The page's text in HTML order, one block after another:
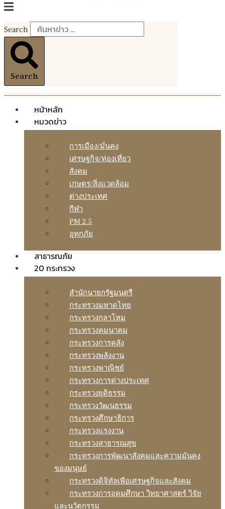
Search
Search
หน้าหลัก
หมวดข่าว
การเมือง/มั่นคง
เศรษฐกิจ/ท่องเที่ยว
สังคม
เกษตร/สิ่งแวดล้อม
ต่างประเทศ
กีฬา
PM 2.5
อุทกภัย
สาธารณภัย
20 กระทรวง
สํานักนายกรัฐมนตรี
กระทรวงมหาดไทย
กระทรวงกลาโหม
กระทรวงคมนาคม
กระทรวงการคลัง
กระทรวงพลังงาน
กระทรวงพาณิชย์
กระทรวงการต่างประเทศ
กระทรวงยุติธรรม
กระทรวงวัฒนธรรม
กระทรวงศึกษาธิการ
กระทรวงแรงงาน
กระทรวงสาธารณสุข
กระทรวงการพัฒนาสังคมและความมันคง
ของมนุษย์
กระทรวงดิจิทัลเพือเศรษฐกิจและสังคม
กระทรวงการอุดมศึกษา วิทยาศาสตร์ วิจัย
และนวัตกรรม